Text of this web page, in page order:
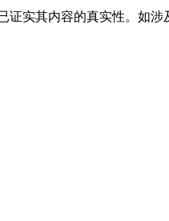
证实其内容的真实性。如涉